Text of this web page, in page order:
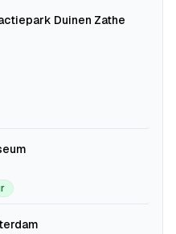
Duinen Zathe